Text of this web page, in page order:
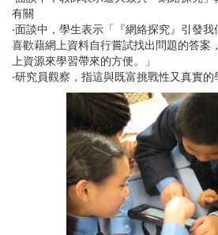
有關
‧面談中，學生表示「『網絡探究』引發
喜歡藉網上資料自行嘗試找出問題的答案
上資源來學習帶來的方便。」
‧研究員觀察，指這與既富挑戰性又真實的